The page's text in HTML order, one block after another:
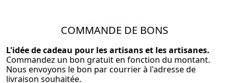
COMMANDE DE BONS
L'idée de cadeau pour les artisans et les artisanes.
Commandez un bon gratuit en fonction du montant.
Nous envoyons le bon par courrier à l'adresse de
livraison souhaitée.